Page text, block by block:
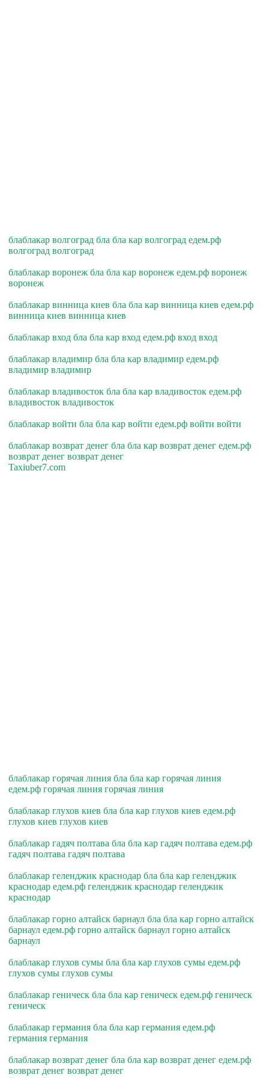
блаблакар волгоград бла бла кар волгоград едем.рф
волгоград волгоград
блаблакар воронеж бла бла кар воронеж едем.рф воронеж
воронеж
блаблакар винница киев бла бла кар винница киев едем.рф
винница киев винница киев
блаблакар вход бла бла кар вход едем.рф вход вход
блаблакар владимир бла бла кар владимир едем.рф
владимир владимир
блаблакар владивосток бла бла кар владивосток едем.рф
владивосток владивосток
блаблакар войти бла бла кар войти едем.рф войти войти
блаблакар возврат денег бла бла кар возврат денег едем.рф
возврат денег возврат денег
Taxiuber7.com
блаблакар горячая линия бла бла кар горячая линия
едем.рф горячая линия горячая линия
блаблакар глухов киев бла бла кар глухов киев едем.рф
глухов киев глухов киев
блаблакар гадяч полтава бла бла кар гадяч полтава едем.рф
гадяч полтава гадяч полтава
блаблакар геленджик краснодар бла бла кар геленджик
краснодар едем.рф геленджик краснодар геленджик
краснодар
блаблакар горно алтайск барнаул бла бла кар горно алтайск
барнаул едем.рф горно алтайск барнаул горно алтайск
барнаул
блаблакар глухов сумы бла бла кар глухов сумы едем.рф
глухов сумы глухов сумы
блаблакар геническ бла бла кар геническ едем.рф геническ
геническ
блаблакар германия бла бла кар германия едем.рф
германия германия
блаблакар возврат денег бла бла кар возврат денег едем.рф
возврат денег возврат денег